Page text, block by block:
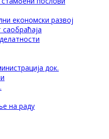
економски развој
док.
на раду